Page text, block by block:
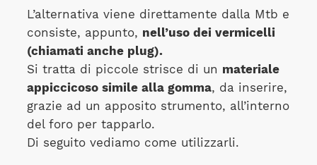
L’alternativa viene direttamente dalla Mtb e
consiste, appunto, nell’uso dei vermicelli
(chiamati anche plug).
Si tratta di piccole strisce di un materiale
appiccicoso simile alla gomma, da inserire,
grazie ad un apposito strumento, all’interno
del foro per tapparlo.
Di seguito vediamo come utilizzarli.